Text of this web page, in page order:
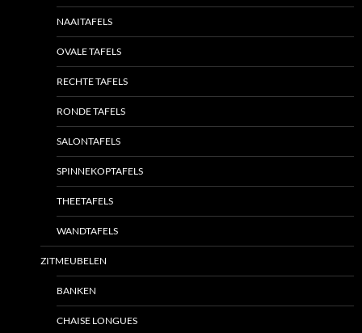
NAAITAFELS
OVALE TAFELS
RECHTE TAFELS
RONDE TAFELS
SALONTAFELS
SPINNEKOPTAFELS
THEETAFELS
WANDTAFELS
ZITMEUBELEN
BANKEN
CHAISE LONGUES